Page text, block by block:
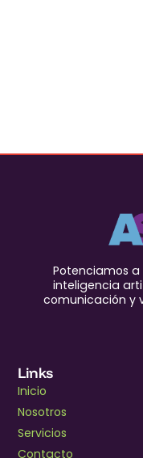
Potenciamos
inteligencia
comunicación y
Links
Inicio
Nosotros
Servicios
Contacto